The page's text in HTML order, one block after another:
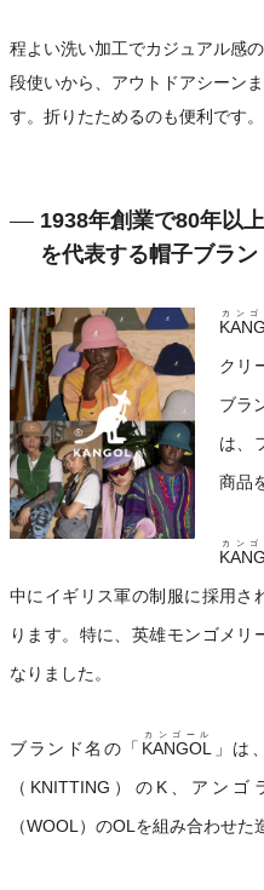
程よい洗い加工でカジュアル感
段使いから、アウトドアシーン
す。折りたためるのも便利です。
1938年創業で80年以
を代表する帽子ブラン
カンゴ
クリ
ブラ
は、
商品
カンゴ
中にイギリス軍の制服に採用さ
ります。特に、英雄モンゴメリ
なりました。
ブランド名の「 KANGOL
カンゴール
」は
（KNITTING）のK、アンゴ
（WOOL）のOLを組み合わせた